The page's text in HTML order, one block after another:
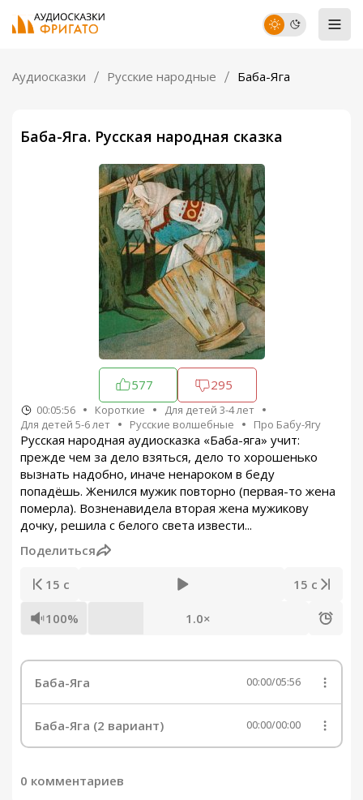
Аудиосказки Русские народные Баба-Яга
Баба-Яга. Русская народная сказка
577 295
00:05:56 Короткие
Для детей 3-4 лет
Для детей 5-6 лет
Русские волшебные Про Бабу-Ягу
Русская народная аудиосказка «Баба-яга» учит:
прежде чем за дело взяться, дело то хорошенько
вызнать надобно, иначе ненароком в беду
попадёшь. Женился мужик повторно (первая-то жена
померла). Возненавидела вторая жена мужикову
дочку, решила с белого света извести...
Поделиться
15 с 15 с
100% 1.0×
Баба-Яга 00:00/05:56
Баба-Яга (2 вариант) 00:00/00:00
0 комментариев